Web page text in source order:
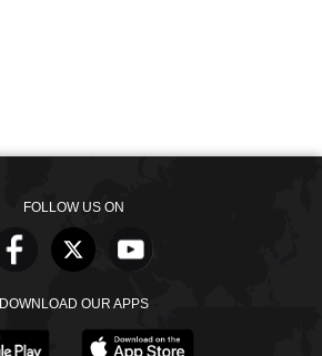
FOLLOW US ON
DOWNLOAD OUR APPS